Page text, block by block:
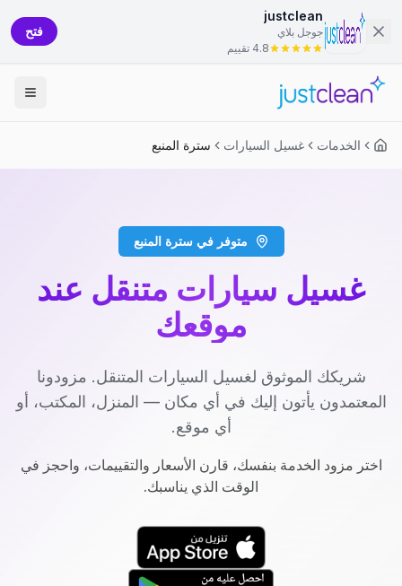
justclean
جوجل بلاي
4.8 تقييم
فتح
الخدمات غسيل السيارات سترة المنبع
متوفر في سترة المنبع
غسيل سيارات متنقل عند
موقعك
شريكك الموثوق لغسيل السيارات المتنقل. مزودونا
المعتمدون يأتون إليك في أي مكان — المنزل، المكتب، أو
أي موقع.
اختر مزود الخدمة بنفسك، قارن الأسعار والتقييمات، واحجز في
الوقت الذي يناسبك.